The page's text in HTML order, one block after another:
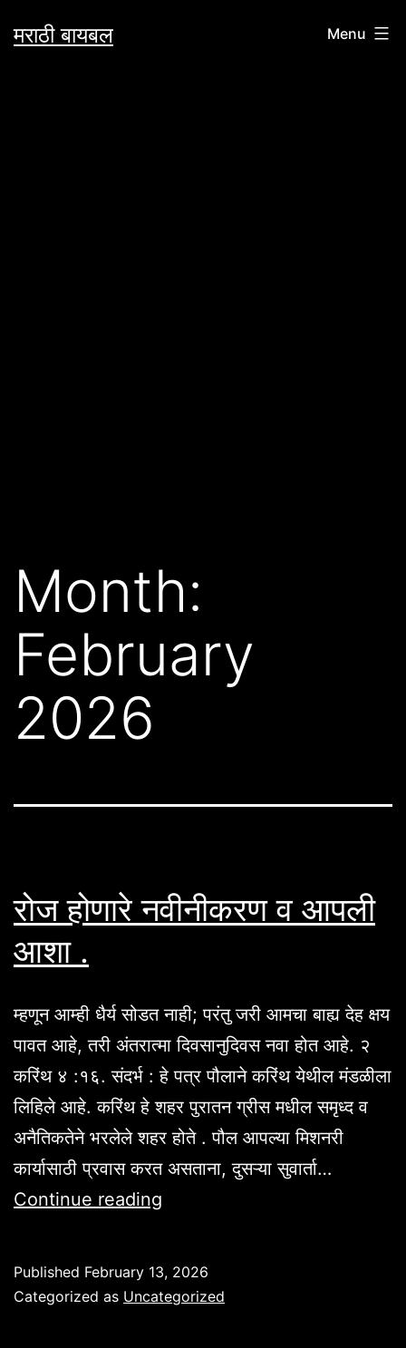
toमराठी बायबल Menu
Month:
February
2026
रोज होणारे नवीनीकरण व आपली
आशा .
म्हणून आम्ही धैर्य सोडत नाही; परंतु जरी आमचा बाह्य देह क्षय
पावत आहे, तरी अंतरात्मा दिवसानुदिवस नवा होत आहे. २
करिंथ ४ :१६. संदर्भ : हे पत्र पौलाने करिंथ येथील मंडळीला
लिहिले आहे. करिंथ हे शहर पुरातन ग्रीस मधील समृध्द व
अनैतिकतेने भरलेले शहर होते . पौल आपल्या मिशनरी
कार्यासाठी प्रवास करत असताना, दुसऱ्या सुवार्ता…
Continue reading
व
Published February 13, 2026
Categorized as Uncategorized